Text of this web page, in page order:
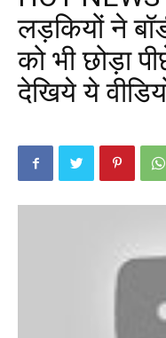
लड़कियों ने
को भी छोड़ा
देखिये ये